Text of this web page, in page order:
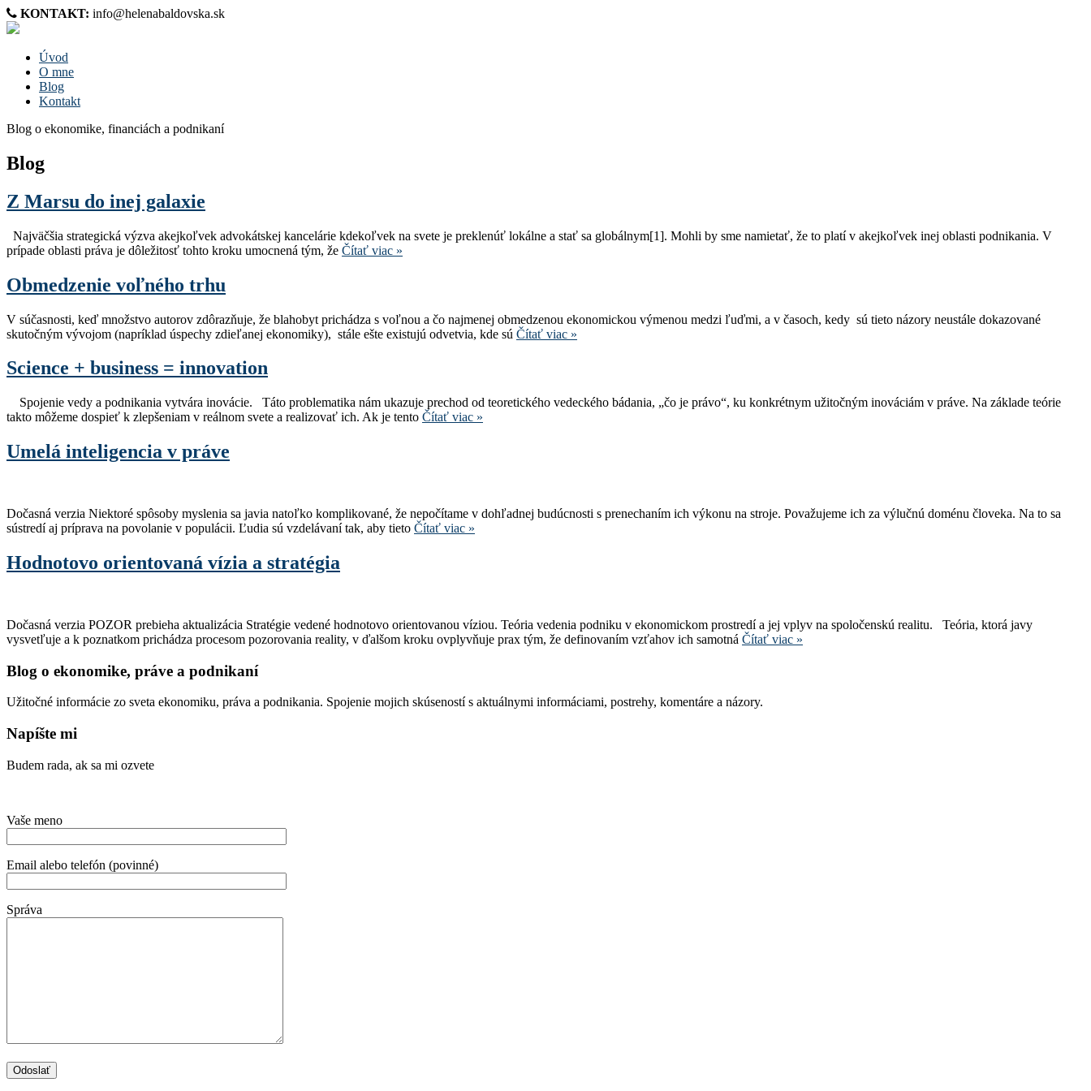
KONTAKT: info@helenabaldovska.sk
Úvod
O mne
Blog
Kontakt
Blog o ekonomike, financiách a podnikaní
Blog
Z Marsu do inej galaxie
Najväčšia strategická výzva akejkoľvek advokátskej kancelárie kdekoľvek na svete je preklenúť lokálne a stať sa globálnym[1]. Mohli by sme namietať, že to platí v akejkoľvek inej oblasti podnikania. V
prípade oblasti práva je dôležitosť tohto kroku umocnená tým, že Čítať viac »
Obmedzenie voľného trhu
V súčasnosti, keď množstvo autorov zdôrazňuje, že blahobyt prichádza s voľnou a čo najmenej obmedzenou ekonomickou výmenou medzi ľuďmi, a v časoch, kedy sú tieto názory neustále dokazované
skutočným vývojom (napríklad úspechy zdieľanej ekonomiky), stále ešte existujú odvetvia, kde sú Čítať viac »
Science + business = innovation
Spojenie vedy a podnikania vytvára inovácie. Táto problematika nám ukazuje prechod od teoretického vedeckého bádania, „čo je právo“, ku konkrétnym užitočným inováciám v práve. Na základe teórie
takto môžeme dospieť k zlepšeniam v reálnom svete a realizovať ich. Ak je tento Čítať viac »
Umelá inteligencia v práve
Dočasná verzia Niektoré spôsoby myslenia sa javia natoľko komplikované, že nepočítame v dohľadnej budúcnosti s prenechaním ich výkonu na stroje. Považujeme ich za výlučnú doménu človeka. Na to sa
sústredí aj príprava na povolanie v populácii. Ľudia sú vzdelávaní tak, aby tieto Čítať viac »
Hodnotovo orientovaná vízia a stratégia
Dočasná verzia POZOR prebieha aktualizácia Stratégie vedené hodnotovo orientovanou víziou. Teória vedenia podniku v ekonomickom prostredí a jej vplyv na spoločenskú realitu. Teória, ktorá javy
vysvetľuje a k poznatkom prichádza procesom pozorovania reality, v ďalšom kroku ovplyvňuje prax tým, že definovaním vzťahov ich samotná Čítať viac »
Blog o ekonomike, práve a podnikaní
Užitočné informácie zo sveta ekonomiku, práva a podnikania. Spojenie mojich skúseností s aktuálnymi informáciami, postrehy, komentáre a názory.
Napíšte mi
Budem rada, ak sa mi ozvete
Vaše meno
Email alebo telefón (povinné)
Správa